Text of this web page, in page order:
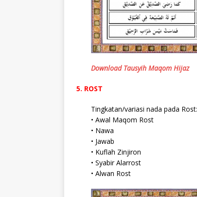
Download Tausyih Maqom Hijaz
5. ROST
Tingkatan/variasi nada pada Rost:
• Awal Maqom Rost
• Nawa
• Jawab
• Kuflah Zinjiron
• Syabir Alarrost
• Alwan Rost